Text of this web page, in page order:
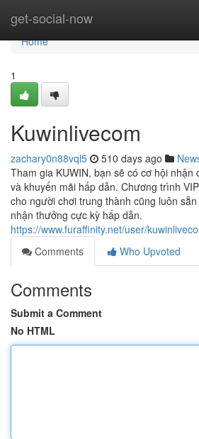
get-social-now
Home
Home
1
Kuwinlivecom
zachary0n88vql5 510 days ago
Tham gia KUWIN, bạn sẽ có cơ hội nhận
và khuyến mãi hấp dẫn. Chương trình
cho người chơi trung thành cũng luôn
nhận thưởng cực kỳ hấp dẫn.
https://www.furaffinity.net/user/
Comments
Who Upvoted
Comments
Submit a Comment
No HTML